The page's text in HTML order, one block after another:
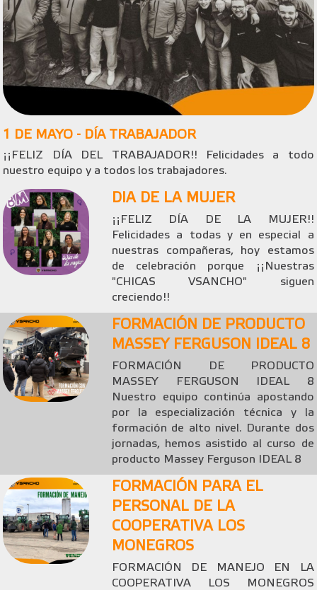
1 DE MAYO - DÍA TRABAJADOR
¡¡FELIZ DÍA DEL TRABAJADOR!! Felicidades a todo
nuestro equipo y a todos los trabajadores.
DIA DE LA MUJER
¡¡FELIZ DÍA DE LA MUJER!!
Felicidades a todas y en especial a
nuestras compañeras, hoy estamos
de celebración porque ¡¡Nuestras
"CHICAS VSANCHO" siguen
creciendo!!
FORMACIÓN DE PRODUCTO
MASSEY FERGUSON IDEAL 8
FORMACIÓN DE PRODUCTO
MASSEY FERGUSON IDEAL 8
Nuestro equipo continúa apostando
por la especialización técnica y la
formación de alto nivel. Durante dos
jornadas, hemos asistido al curso de
producto Massey Ferguson IDEAL 8
FORMACIÓN PARA EL
PERSONAL DE LA
COOPERATIVA LOS
MONEGROS
FORMACIÓN DE MANEJO EN LA
COOPERATIVA LOS MONEGROS